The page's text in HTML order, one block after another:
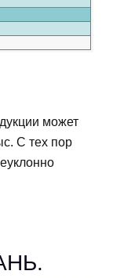
может
С тех пор